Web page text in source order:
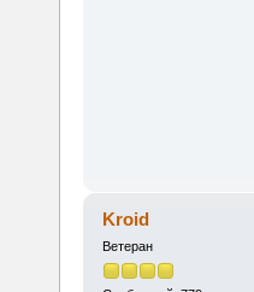
Kroid
Ветеран